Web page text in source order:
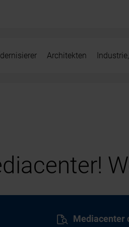
Architekten
Mediacenter